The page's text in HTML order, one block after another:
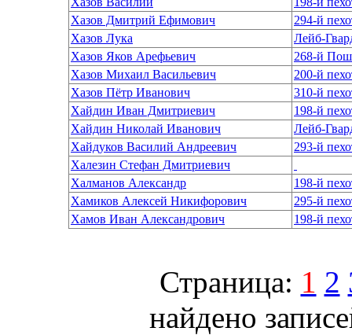
Хазов Дмитрий Ефимович
294-й
Хазов Лука
Лейб-
Хазов Яков Арефьевич
268-й
Хазов Михаил Васильевич
200-й
Хазов Пётр Иванович
310-й
Хайдин Иван Дмитриевич
Хайдин Николай Иванович
Лейб-
Хайдуков Василий Андреевич
293-й
Халезин Стефан Дмитриевич
Халманов Александр
Хамиков Алексей Никифорович
295-й
Хамов Иван Александрович
Страница: 1 2
найдено